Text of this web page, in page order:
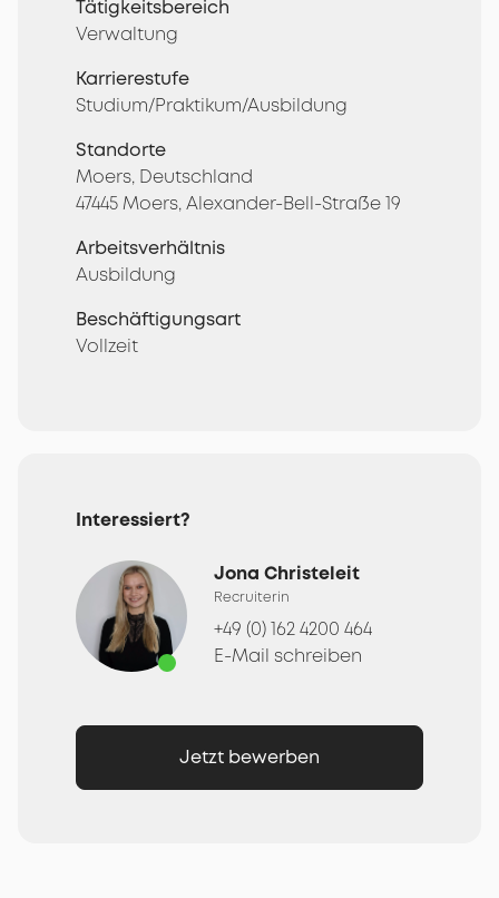
Tätigkeitsbereich
Verwaltung
Karrierestufe
Studium/Praktikum/Ausbildung
Standorte
Moers, Deutschland
47445 Moers, Alexander-Bell-Straße 19
Arbeitsverhältnis
Ausbildung
Beschäftigungsart
Vollzeit
Interessiert?
Jona Christeleit
Recruiterin
+49 (0) 162 4200 464
E-Mail schreiben
Jetzt bewerben